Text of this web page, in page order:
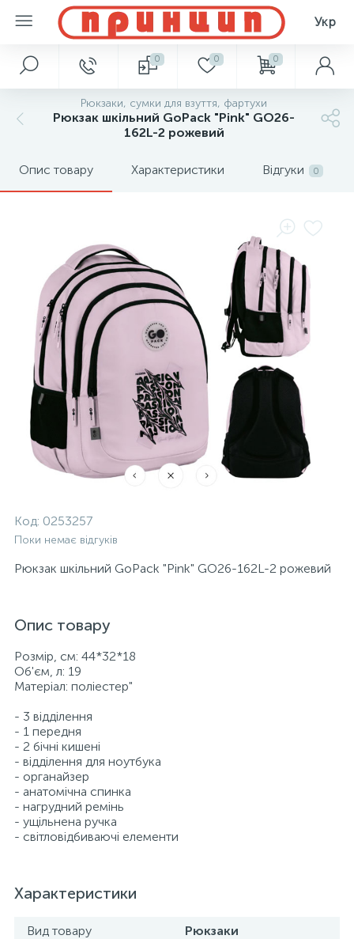
Укр
0 0 0
Рюкзаки, сумки для взуття, фартухи
Рюкзак шкільний GoPack "Pink" GO26-
162L-2 рожевий
Опис товару Характеристики Відгуки 0
Код: 0253257
Поки немає відгуків
Рюкзак шкільний GoPack "Pink" GO26-162L-2 рожевий
Опис товару
Розмір, см: 44*32*18
Об'єм, л: 19
Матеріал: поліестер"
- 3 відділення
- 1 передня
- 2 бічні кишені
- відділення для ноутбука
- органайзер
- анатомічна спинка
- нагрудний ремінь
- ущільнена ручка
- світловідбиваючі елементи
Характеристики
Вид товару
Рюкзаки